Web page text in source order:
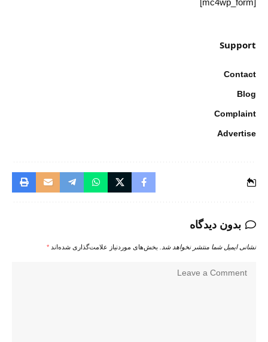
[mc4wp_form]
Support
Contact
Blog
Complaint
Advertise
بدون دیدگاه
نشانی ایمیل شما منتشر نخواهد شد. بخش‌های موردنیاز علامت‌گذاری شده‌اند *